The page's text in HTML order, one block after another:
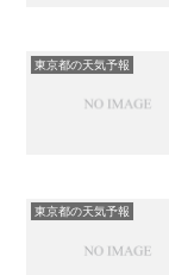
東京都の天気予報
東京都の天気予報